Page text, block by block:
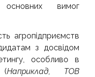
вимог
агропідприємств
з досвідом
особливо в
(Наприклад, ТОВ